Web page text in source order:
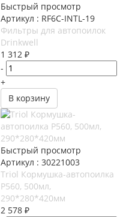
Быстрый просмотр
Артикул : RF6C-INTL-19
Фильтры для автопоилок
Drinkwell
1 312 ₽
-
+
В корзину
Быстрый просмотр
Артикул : 30221003
Triol Кормушка-автопоилка
P560, 500мл,
290*280*420мм
2 578 ₽